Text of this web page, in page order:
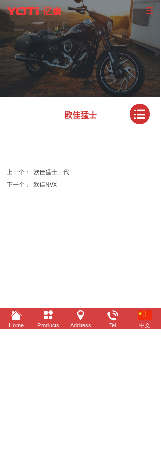
欧佳猛士
上一个：
欧佳猛士三代
下一个：
欧佳NVX
Home Products Address Tel 中文